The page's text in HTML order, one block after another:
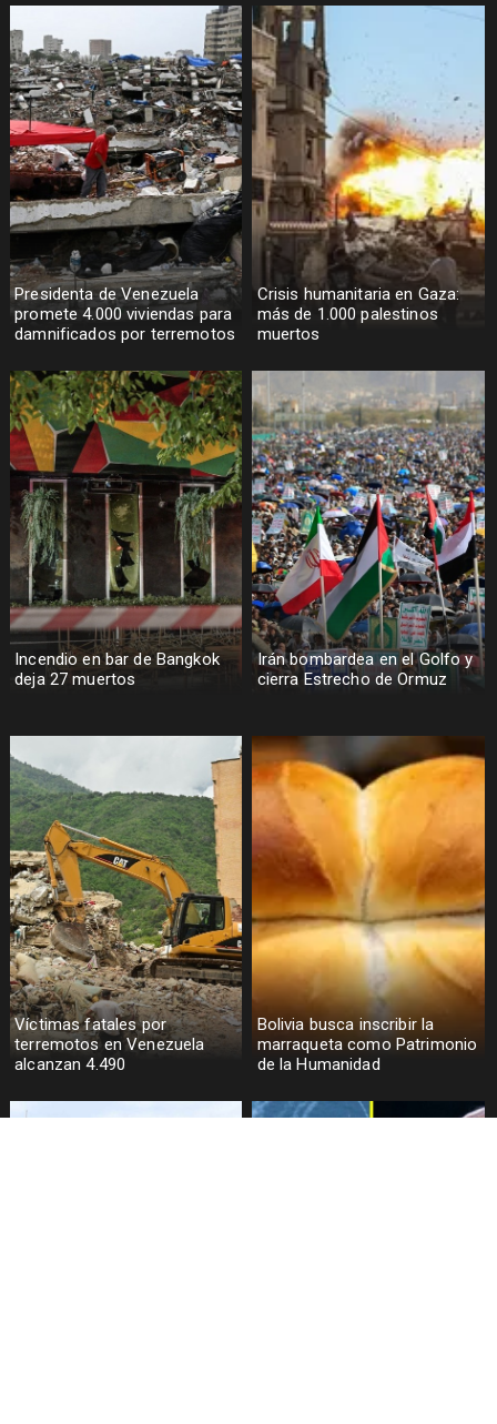
Presidenta de Venezuela
promete 4.000 viviendas para
damnificados por terremotos
Crisis humanitaria en Gaza:
más de 1.000 palestinos
muertos
Incendio en bar de Bangkok
deja 27 muertos
Irán bombardea en el Golfo y
cierra Estrecho de Ormuz
Víctimas fatales por
terremotos en Venezuela
alcanzan 4.490
Bolivia busca inscribir la
marraqueta como Patrimonio
de la Humanidad